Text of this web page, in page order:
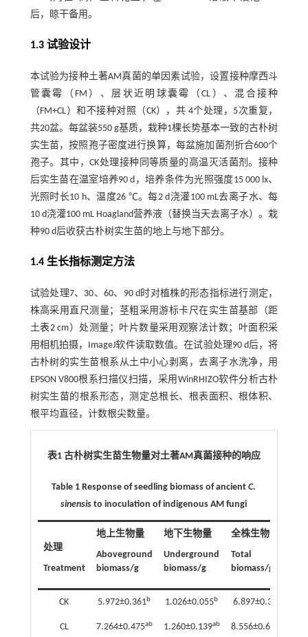
后，晾干备用。
1.3 试验设计
本试验为接种土著AM真菌的单因素试验，设置接种摩西斗
管囊霉（FM）、层状近明球囊霉（CL）、混合接种
（FM+CL）和不接种对照（CK），共 4个处理，5次重复，
共20盆。每盆装550 g基质，栽种1棵长势基本一致的古朴树
实生苗，按照孢子密度进行换算，每盆施加菌剂折合600个
孢子。其中，CK处理接种同等质量的高温灭活菌剂。接种
后实生苗在温室培养90 d，培养条件为光照强度15 000 lx、
光照时长10 h、温度26 ℃。每2 d浇灌100 mL去离子水、每
10 d浇灌100 mL Hoagland营养液（替换当天去离子水）。栽
种90 d后收获古朴树实生苗的地上与地下部分。
1.4 生长指标测定方法
试验处理7、30、60、90 d时对植株的形态指标进行测定，
株高采用直尺测量；茎粗采用游标卡尺在实生苗基部（距
土表2cm）处测量；叶片数量采用观察法计数；叶面积采
用相机拍摄，ImageJ软件读取数值。在试验处理90 d后，将
古朴树的实生苗根系从土中小心剥离，去离子水洗净，用
EPSON V800根系扫描仪扫描，采用WinRHIZO软件分析古朴
树实生苗的根系形态，测定总根长、根表面积、根体积、
根平均直径，计数根尖数量。
表1 古朴树实生苗生物量对土著AM真菌接种的响应
Table 1 Response of seedling biomass of ancientC.
sinensis to inoculation of indigenous AM fungi
处理
Treatment
地上生物量
Aboveground
biomass/g
地下生物量
Underground
biomass/g
全株生物量
Total
biomass/g
CK 5.972±0.361b 1.026±0.055b 6.897±0.307
CL 7.264±0.475ab 1.260±0.139ab 8.556±0.619